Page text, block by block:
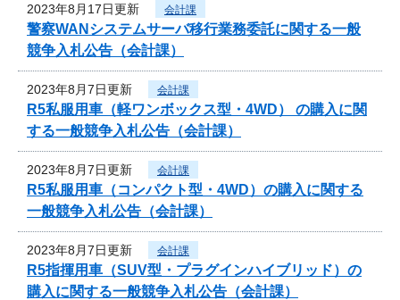
2023年8月17日更新 会計課
警察WANシステムサーバ移行業務委託に関する一般
競争入札公告（会計課）
2023年8月7日更新 会計課
R5私服用車（軽ワンボックス型・4WD） の購入に関
する一般競争入札公告（会計課）
2023年8月7日更新 会計課
R5私服用車（コンパクト型・4WD）の購入に関する
一般競争入札公告（会計課）
2023年8月7日更新 会計課
R5指揮用車（SUV型・プラグインハイブリッド）の
購入に関する一般競争入札公告（会計課）